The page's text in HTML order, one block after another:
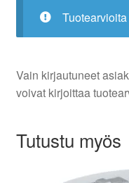
Vain kirjautuneet
voivat kirjoittaa
Tutustu myös